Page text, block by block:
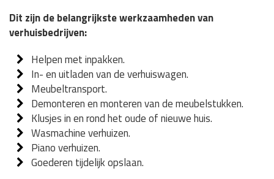
Dit zijn de belangrijkste werkzaamheden van
verhuisbedrijven:
Helpen met inpakken.
In- en uitladen van de verhuiswagen.
Meubeltransport.
Demonteren en monteren van de meubelstukken.
Klusjes in en rond het oude of nieuwe huis.
Wasmachine verhuizen.
Piano verhuizen.
Goederen tijdelijk opslaan.